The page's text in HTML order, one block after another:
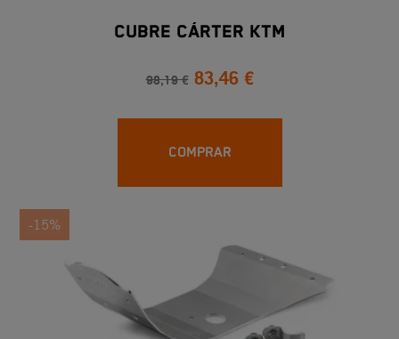
CUBRE CÁRTER KTM
98,19 € 83,46 €
COMPRAR
-15%